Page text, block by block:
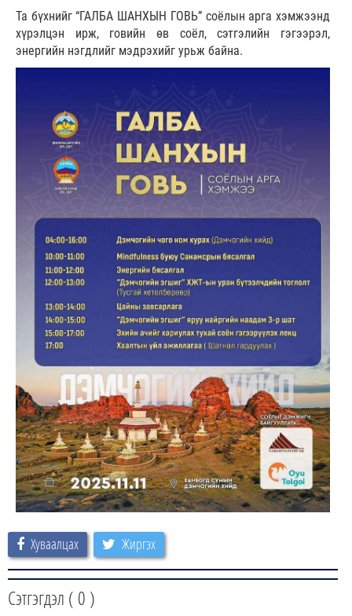
Та бүхнийг “ГАЛБА ШАНХЫН ГОВЬ” соёлын арга хэмжээнд
хүрэлцэн ирж, говийн өв соёл, сэтгэлийн гэгээрэл,
энергийн нэгдлийг мэдрэхийг урьж байна.
Хуваалцах Жиргэх
Сэтгэгдэл ( 0 )